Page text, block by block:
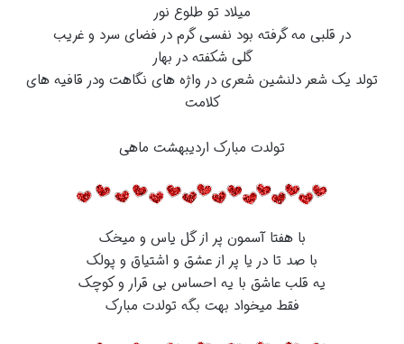
میلاد تو طلوع نور
در قلبی مه گرفته بود نفسی گرم در فضای سرد و غریب
گلی شکفته در بهار
تولد یک شعر دلنشین شعری در واژه های نگاهت ودر قافیه های
کلامت
تولدت مبارک اردیبهشت ماهی
با هفتا آسمون پر از گل یاس و میخک
با صد تا در یا پر از عشق و اشتیاق و پولک
یه قلب عاشق با یه احساس بی قرار و کوچک
فقط میخواد بهت بگه تولدت مبارک